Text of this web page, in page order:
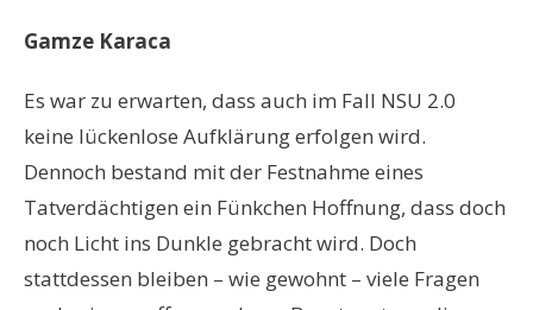
Gamze Karaca
Es war zu erwarten, dass auch im Fall NSU 2.0
keine lückenlose Aufklärung erfolgen wird.
Dennoch bestand mit der Festnahme eines
Tatverdächtigen ein Fünkchen Hoffnung, dass doch
noch Licht ins Dunkle gebracht wird. Doch
stattdessen bleiben – wie gewohnt – viele Fragen